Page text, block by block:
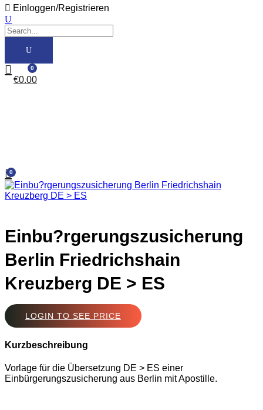
Einloggen/Registrieren
0
€0.00
0
Einbu?rgerungszusicherung
Berlin Friedrichshain
Kreuzberg DE > ES
LOGIN TO SEE PRICE
Kurzbeschreibung
Vorlage für die Übersetzung DE > ES einer
Einbürgerungszusicherung aus Berlin mit Apostille.